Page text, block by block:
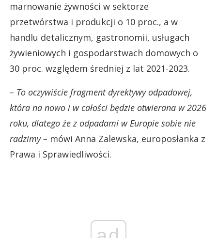
marnowanie żywności w sektorze
przetwórstwa i produkcji o 10 proc., a w
handlu detalicznym, gastronomii, usługach
żywieniowych i gospodarstwach domowych o
30 proc. względem średniej z lat 2021-2023.
– To oczywiście fragment dyrektywy odpadowej,
która na nowo i w całości będzie otwierana w 2026
roku, dlatego że z odpadami w Europie sobie nie
radzimy – mówi Anna Zalewska, europosłanka z
Prawa i Sprawiedliwości.